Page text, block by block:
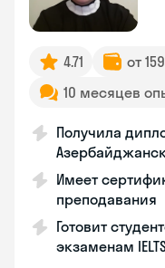
4.71
от
10 месяцев
Получила
Имеет
преподавания
Готовит
экзаменам IELTS